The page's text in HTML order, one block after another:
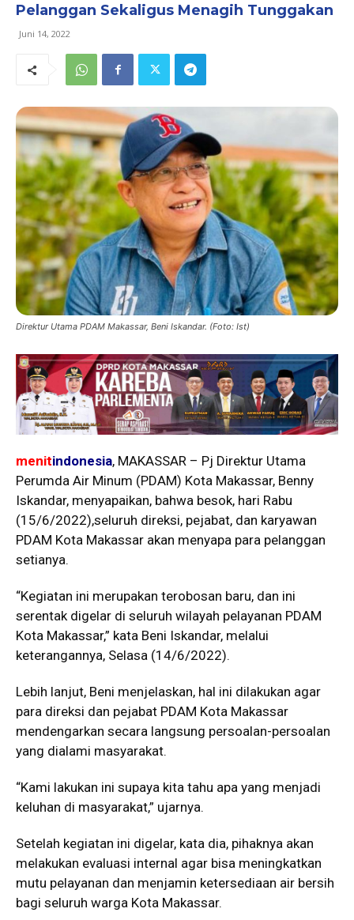
Pelanggan Sekaligus Menagih Tunggakan
Juni 14, 2022
Direktur Utama PDAM Makassar, Beni Iskandar. (Foto: Ist)
menitindonesia, MAKASSAR – Pj Direktur Utama
Perumda Air Minum (PDAM) Kota Makassar, Benny
Iskandar, menyapaikan, bahwa besok, hari Rabu
(15/6/2022),seluruh direksi, pejabat, dan karyawan
PDAM Kota Makassar akan menyapa para pelanggan
setianya.
“Kegiatan ini merupakan terobosan baru, dan ini
serentak digelar di seluruh wilayah pelayanan PDAM
Kota Makassar,” kata Beni Iskandar, melalui
keterangannya, Selasa (14/6/2022).
Lebih lanjut, Beni menjelaskan, hal ini dilakukan agar
para direksi dan pejabat PDAM Kota Makassar
mendengarkan secara langsung persoalan-persoalan
yang dialami masyarakat.
“Kami lakukan ini supaya kita tahu apa yang menjadi
keluhan di masyarakat,” ujarnya.
Setelah kegiatan ini digelar, kata dia, pihaknya akan
melakukan evaluasi internal agar bisa meningkatkan
mutu pelayanan dan menjamin ketersediaan air bersih
bagi seluruh warga Kota Makassar.